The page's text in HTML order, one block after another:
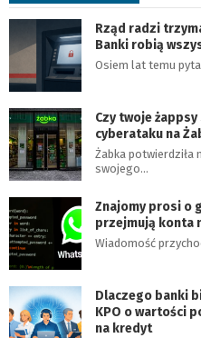
Rząd radzi
Banki robią
Osiem lat temu
Czy twoje
cyberataku na
Żabka potwierdziła
swojego…
Znajomy prosi o
przejmują konta
Wiadomość
Dlaczego banki
KPO o wartości
na kredyt